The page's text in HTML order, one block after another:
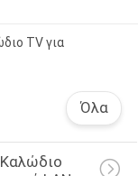
TV για
Όλα